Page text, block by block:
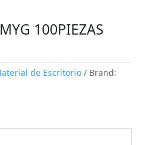
100PIEZAS
de Escritorio
Brand: